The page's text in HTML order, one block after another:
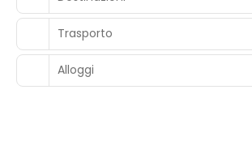
Trasporto
Alloggi